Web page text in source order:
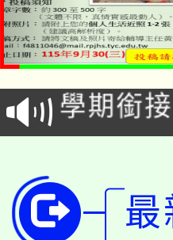
淨零綠
會
115年食
程
學期銜
學籍身
版
淨零綠
代理(課)
「2026